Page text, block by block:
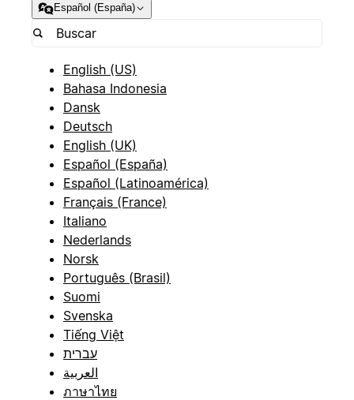
Español (España)
English (US)
Bahasa Indonesia
Dansk
Deutsch
English (UK)
Español (España)
Español (Latinoamérica)
Français (France)
Italiano
Nederlands
Norsk
Português (Brasil)
Suomi
Svenska
Tiếng Việt
עברית
العربية
ภาษาไทย